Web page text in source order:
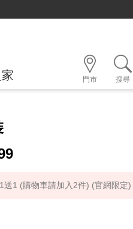
門市 搜尋
送1 (購物車請加入2件) (官網限定)